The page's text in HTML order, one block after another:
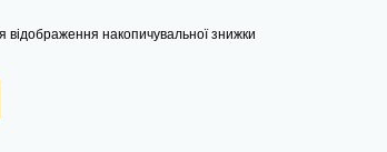
відображення накопичувальної знижки